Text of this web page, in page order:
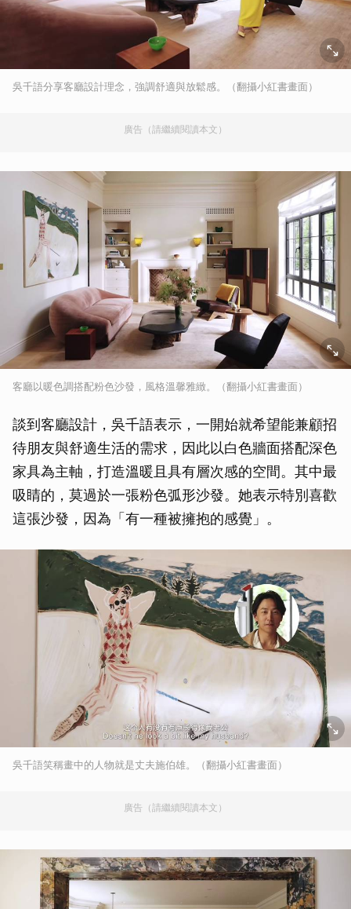
吳千語分享客廳設計理念，強調舒適與放鬆感。（翻攝小紅書畫面）
廣告（請繼續閱讀本文）
客廳以暖色調搭配粉色沙發，風格溫馨雅緻。（翻攝小紅書畫面）
談到客廳設計，吳千語表示，一開始就希望能兼顧招
待朋友與舒適生活的需求，因此以白色牆面搭配深色
家具為主軸，打造溫暖且具有層次感的空間。其中最
吸睛的，莫過於一張粉色弧形沙發。她表示特別喜歡
這張沙發，因為「有一種被擁抱的感覺」。
吳千語笑稱畫中的人物就是丈夫施伯雄。（翻攝小紅書畫面）
廣告（請繼續閱讀本文）